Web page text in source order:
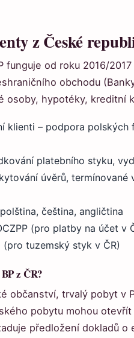
z České
funguje od roku 2016/
obchodu
osoby, hypotéky, kreditní
klienti – podpora polských
platebního styku,
úvěrů, termínované
polština, čeština, angličtina
(pro platby na účet v
(pro tuzemský styk v ČR)
z ČR?
občanství, trvalý pobyt v
pobytu mohou
předložení dokladů